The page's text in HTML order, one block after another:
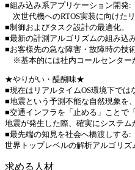
■組み込み系アプリケーション開発:
次世代機へのRTOS実装に向けた
■制御およびタスク設計の最適化。
■最新の計測アルゴリズムの組み込
■お客様先の急な障害・故障時の技
※基本的には社内コールセンター
★やりがい・醍醐味★
■現在はリアルタイムOS環境下では
■地震という予測不能な自然現象を
■交通インフラを「止める」ことで
地震が発生した際、確実にシステ
■最先端の知見を社会へ橋渡しする:
世界トップレベルの解析アルゴリ
求める人材